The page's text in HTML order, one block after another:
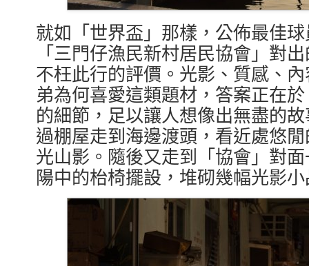
就如「世界盃」那樣，公佈最佳
「三門仔漁民新村居民協會」對
不枉此行的評價。光影、質感、
弟為何喜愛這類題材，答案正在
的細節，足以讓人想像出無盡的
過棚屋走到海邊渡頭，看近處悠
光山影。隨後又走到「協會」對
陽中的枱椅擺設，堆砌幾幅光影